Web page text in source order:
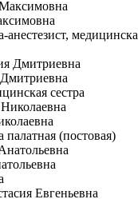
сестра
(постовая)